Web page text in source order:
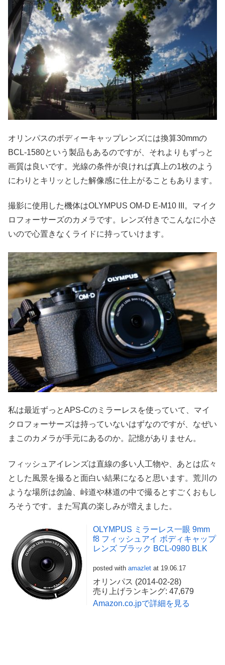
オリンパスのボディーキャップレンズには換算30mmの
BCL-1580という製品もあるのですが、それよりもずっと
画質は良いです。光線の条件が良ければ真上の1枚のよう
にわりとキリッとした解像感に仕上がることもあります。
撮影に使用した機体はOLYMPUS OM-D E-M10 III。マイク
ロフォーサーズのカメラです。レンズ付きでこんなに小さ
いので心置きなくライドに持っていけます。
私は最近ずっとAPS-Cのミラーレスを使っていて、マイ
クロフォーサーズは持っていないはずなのですが、なぜい
まこのカメラが手元にあるのか。記憶がありません。
フィッシュアイレンズは直線の多い人工物や、あとは広々
とした風景を撮ると面白い結果になると思います。荒川の
ような場所は勿論、峠道や林道の中で撮るとすごくおもし
ろそうです。また写真の楽しみが増えました。
OLYMPUS ミラーレス一眼 9mm
f8 フィッシュアイ ボディキャップ
レンズ ブラック BCL-0980 BLK
posted with amazlet at 19.06.17
オリンパス (2014-02-28)
売り上げランキング: 47,679
Amazon.co.jpで詳細を見る